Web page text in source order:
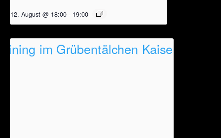
12. August @ 18:00 - 19:00